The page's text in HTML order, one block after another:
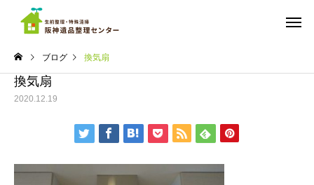
ご依頼までの流れ
ブログ 換気扇
換気扇
2020.12.19